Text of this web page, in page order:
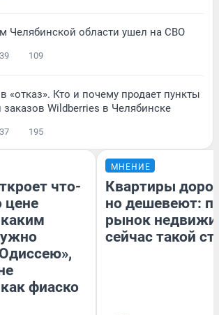
Челябинской области ушел на СВО
109
«отказ». Кто и почему продает пункты
Wildberries в Челябинске
195
что-
цене
фиаско
МНЕНИЕ
Квартиры
но дешевеют:
рынок
сейчас такой